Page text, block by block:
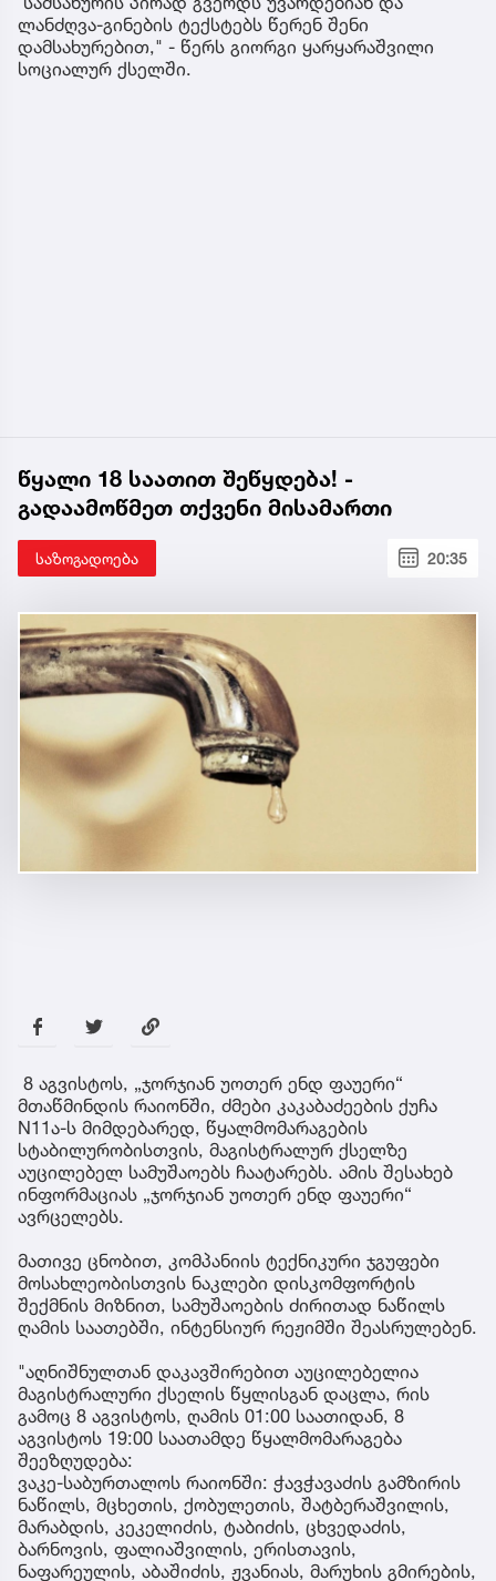
ლანძღვა-გინების ტექსტებს წერენ შენი
დამსახურებით," - წერს გიორგი ყარყარაშვილი
სოციალურ ქსელში.
წყალი 18 საათით შეწყდება! -
გადაამოწმეთ თქვენი მისამართი
საზოგადოება 20:35
8 აგვისტოს, „ჯორჯიან უოთერ ენდ ფაუერი“
მთაწმინდის რაიონში, ძმები კაკაბაძეების ქუჩა
N11ა-ს მიმდებარედ, წყალმომარაგების
სტაბილურობისთვის, მაგისტრალურ ქსელზე
აუცილებელ სამუშაოებს ჩაატარებს. ამის შესახებ
ინფორმაციას „ჯორჯიან უოთერ ენდ ფაუერი“
ავრცელებს.
მათივე ცნობით, კომპანიის ტექნიკური ჯგუფები
მოსახლეობისთვის ნაკლები დისკომფორტის
შექმნის მიზნით, სამუშაოების ძირითად ნაწილს
ღამის საათებში, ინტენსიურ რეჟიმში შეასრულებენ.
"აღნიშნულთან დაკავშირებით აუცილებელია
მაგისტრალური ქსელის წყლისგან დაცლა, რის
გამოც 8 აგვისტოს, ღამის 01:00 საათიდან, 8
აგვისტოს 19:00 საათამდე წყალმომარაგება
შეეზღუდება:
ვაკე-საბურთალოს რაიონში: ჭავჭავაძის გამზირის
ნაწილს, მცხეთის, ქობულეთის, შატბერაშვილის,
მარაბდის, კეკელიძის, ტაბიძის, ცხვედაძის,
ბარნოვის, ფალიაშვილის, ერისთავის,
ნაფარეულის, აბაშიძის, ჟვანიას, მარუხის გმირების,